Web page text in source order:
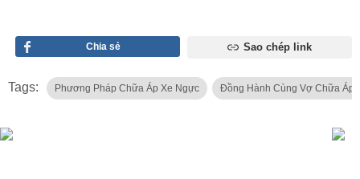
Chia sẻ Sao chép link
Tags: Phương Pháp Chữa Áp Xe Ngực Đồng Hành Cùng Vợ Chữa Áp